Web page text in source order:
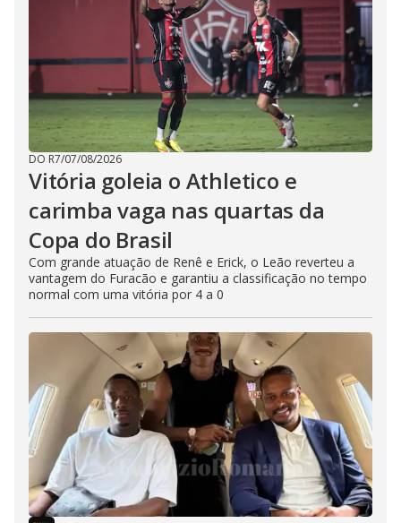
DO R7/07/08/2026
Vitória goleia o Athletico e
carimba vaga nas quartas da
Copa do Brasil
Com grande atuação de Renê e Erick, o Leão reverteu a
vantagem do Furacão e garantiu a classificação no tempo
normal com uma vitória por 4 a 0